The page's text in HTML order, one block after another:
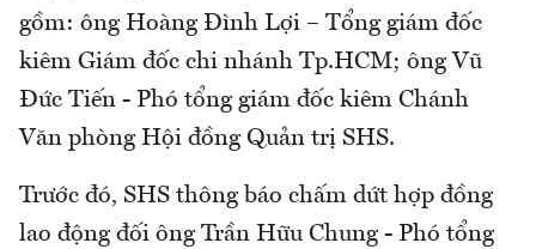
gồm: ông Hoàng Đình Lợi – Tổng giám đốc
kiêm Giám đốc chi nhánh Tp.HCM; ông Vũ
Đức Tiến - Phó tổng giám đốc kiêm Chánh
Văn phòng Hội đồng Quản trị SHS.
Trước đó, SHS thông báo chấm dứt hợp đồng
lao động đối ông Trần Hữu Chung - Phó tổng